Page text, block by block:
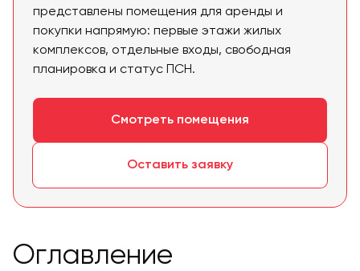
представлены помещения для аренды и
покупки напрямую: первые этажи жилых
комплексов, отдельные входы, свободная
планировка и статус ПСН.
Смотреть помещения
Оставить заявку
Оглавление